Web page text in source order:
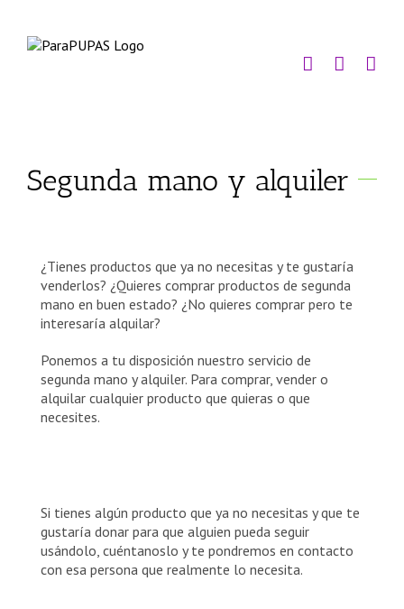
contenido
Segunda mano y alquiler
¿Tienes productos que ya no necesitas y te gustaría
venderlos? ¿Quieres comprar productos de segunda
mano en buen estado? ¿No quieres comprar pero te
interesaría alquilar?
Ponemos a tu disposición nuestro servicio de
segunda mano y alquiler. Para comprar, vender o
alquilar cualquier producto que quieras o que
necesites.
Si tienes algún producto que ya no necesitas y que te
gustaría donar para que alguien pueda seguir
usándolo, cuéntanoslo y te pondremos en contacto
con esa persona que realmente lo necesita.